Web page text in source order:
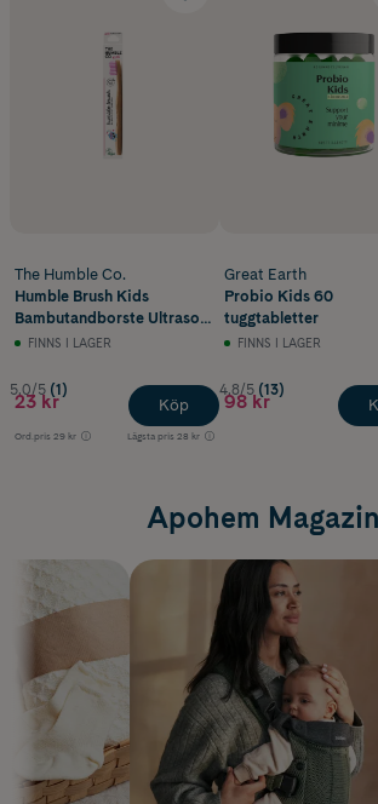
The Humble Co.
Humble Brush Kids
Bambutandborste Ultrasoft
Lila 1 st
FINNS I LAGER
5.0/5 (1)
23 kr
Ord.pris 29 kr Lägsta pris 28 kr
Köp
Great Earth
Probio Kids 60
tuggtabletter
FINNS I LAGER
4.8/5 (13)
98 kr
Apohem